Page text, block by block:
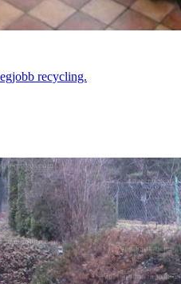
recycling.